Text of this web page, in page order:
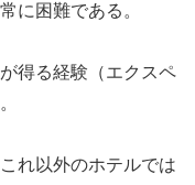
に困難である。
得る経験（エクスペ
れ以外のホテルでは